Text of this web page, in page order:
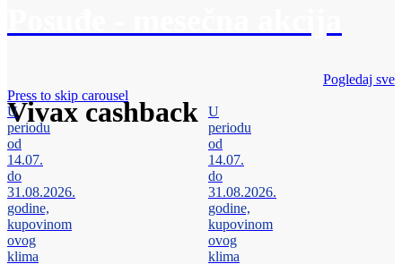
Vivax cashback
Pogledaj sve
Press to skip carousel
U
periodu
od
14.07.
do
31.08.2026.
godine,
kupovinom
ovog
klima
U
periodu
od
14.07.
do
31.08.2026.
godine,
kupovinom
ovog
klima